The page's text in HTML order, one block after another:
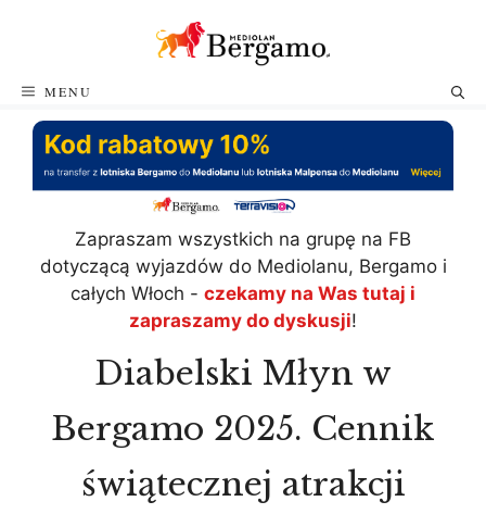
MENU
Zapraszam wszystkich na grupę na FB
dotyczącą wyjazdów do Mediolanu, Bergamo i
całych Włoch - czekamy na Was tutaj i
zapraszamy do dyskusji!
Diabelski Młyn w
Bergamo 2025. Cennik
świątecznej atrakcji